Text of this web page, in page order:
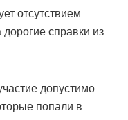
отсутствием
дорогие справки из
допустимо
попали в